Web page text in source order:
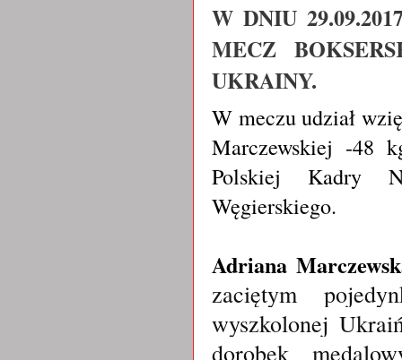
W DNIU
MECZ
UKRAINY.
W meczu udział
Marczewskiej -48
Polskiej Kadry
Węgierskiego.
Adriana
zaciętym
wyszkolonej
dorobek